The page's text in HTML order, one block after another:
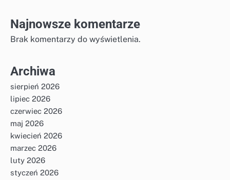
Najnowsze komentarze
Brak komentarzy do wyświetlenia.
Archiwa
sierpień 2026
lipiec 2026
czerwiec 2026
maj 2026
kwiecień 2026
marzec 2026
luty 2026
styczeń 2026